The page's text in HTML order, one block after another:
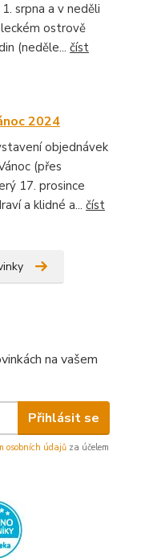
srpna a v neděli
ostrově
(neděle... číst
2024
objednávek
(přes
17. prosince
a klidné a... číst
na vašem
Přihlásit se
osobních údajů za účelem